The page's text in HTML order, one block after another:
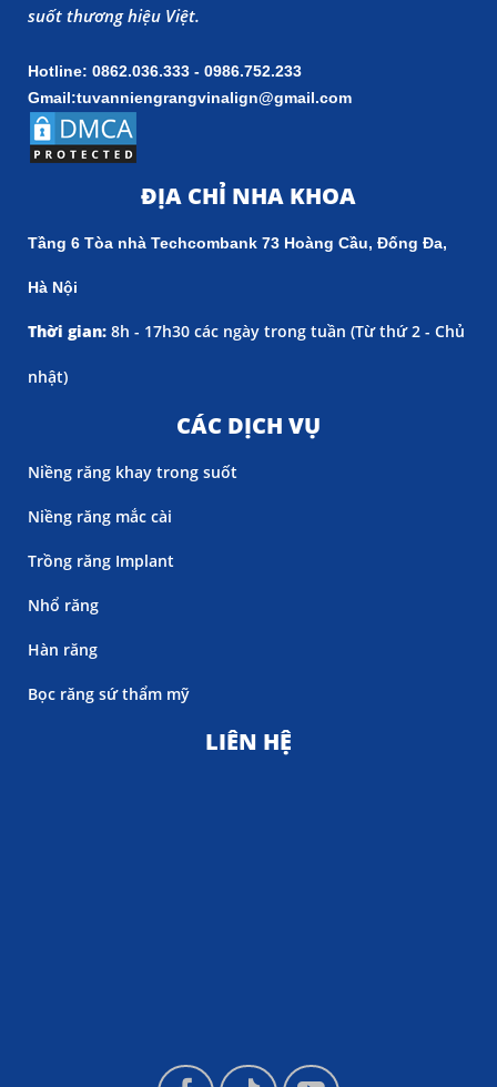
suốt thương hiệu Việt.
Hotline: 0862.036.333 - 0986.752.233
Gmail:tuvanniengrangvinalign@gmail.com
ĐỊA CHỈ NHA KHOA
Tầng 6 Tòa nhà Techcombank 73 Hoàng Cầu, Đống Đa,
Hà Nội
Thời gian: 8h - 17h30 các ngày trong tuần (Từ thứ 2 - Chủ
nhật)
CÁC DỊCH VỤ
Niềng răng khay trong suốt
Niềng răng mắc cài
Trồng răng Implant
Nhổ răng
Hàn răng
Bọc răng sứ thẩm mỹ
LIÊN HỆ